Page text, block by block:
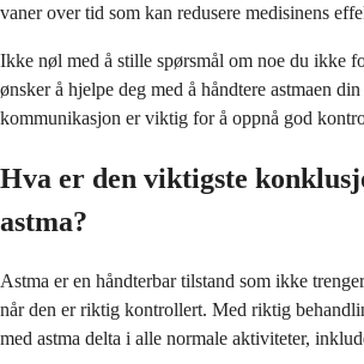
vaner over tid som kan redusere medisinens
Ikke nøl med å stille spørsmål om noe du ikke
ønsker å hjelpe deg med å håndtere astmaen
kommunikasjon er viktig for å oppnå god
Hva er den viktigste
astma?
Astma er en håndterbar tilstand som ikke
når den er riktig kontrollert. Med riktig
med astma delta i alle normale aktiviteter,